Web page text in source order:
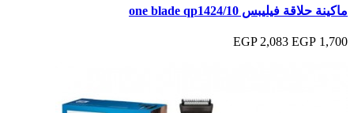
ماكينة حلاقة فيليبس one blade qp1424/10
1,700 EGP
2,083 EGP